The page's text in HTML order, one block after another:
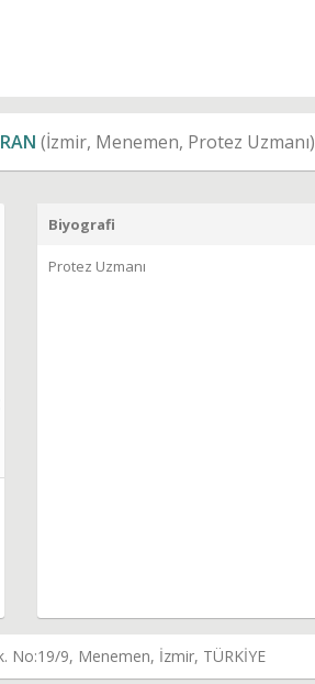
(İzmir, Menemen, Protez Uzmanı)
Biyografi
Protez Uzmanı
No:19/9, Menemen, İzmir, TÜRKİYE